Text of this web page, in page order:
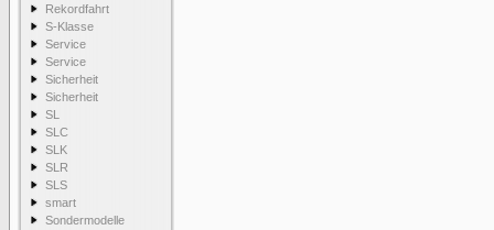
Rekordfahrt
S-Klasse
Service
Service
Sicherheit
Sicherheit
SL
SLC
SLK
SLR
SLS
smart
Sondermodelle